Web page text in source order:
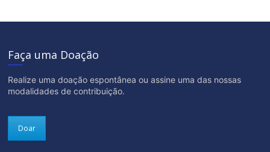
Faça uma Doação
Realize uma doação espontânea ou assine uma das nossas
modalidades de contribuição.
Doar